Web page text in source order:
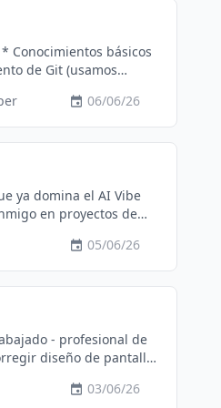
Conocimientos básicos
de Git (usamos
IA para
preferencia.06/06/26
ya domina el AI Vibe
de romperla en el
técnico
y mantener un
05/06/26
03/06/26